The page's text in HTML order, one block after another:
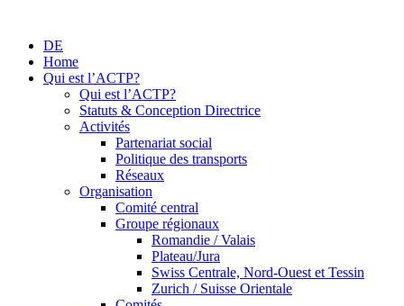
DE
Home
Qui est l’ACTP?
Qui est l’ACTP?
Statuts & Conception Directrice
Activités
Partenariat social
Politique des transports
Réseaux
Organisation
Comité central
Groupe régionaux
Romandie / Valais
Plateau/Jura
Swiss Centrale, Nord-Ouest et Tessin
Zurich / Suisse Orientale